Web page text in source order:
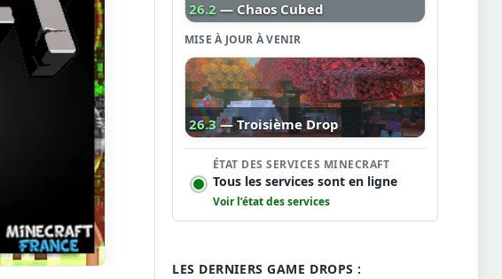
26.2 — Chaos Cubed
MISE À JOUR À VENIR
26.3 — Troisième Drop
ÉTAT DES SERVICES MINECRAFT
Tous les services sont en ligne
Voir l’état des services
LES DERNIERS GAME DROPS :